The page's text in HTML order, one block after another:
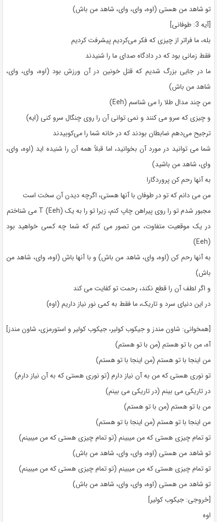
تو شاهد من هستی (اوه، وای، وای، شاهد من باش)
[آیه 3: طوفانی]
بله، ما فراتر از چیزی که فکر می‌کردیم پیشرفت کردیم
فقط زمانی بود که در دادگاه صدای ما را شنیدند
ما در جایی بزرگ شدیم که قتل خونین در آن ورزش بود (اوه، وای، وای،
شاهد من باش)
من چند مدال طلا را می شناسم (Eeh)
و چیزی که سرو می کنند و نمی توانی آن را روی چنگال سرو کنی (ایه)
ترجیح می‌دهم ضابطان بودند که در خانه شما را می‌کوبیدند
شما می توانید در مورد آن بخوانید، اما قبلاً همه آن را شنیده اید (اوه، وای،
وای، شاهد من باشید)
به آنها رحم کن پروردگارا
من می دانم که تو در طوفان با آنها هستی، اگرچه دیدن آن سخت است
مجبور شدم تو را روی پیراهن چاپ کنم، زیرا تو را به یک T (Eeh) می شناختم
در یک موقعیت متفاوت، من تصور می کنم که شما چه کسی خواهید بود
(Eeh)
به آنها رحم کن (اوه، وای، شاهد من باش) و با آنها باش (اوه، وای، شاهد من
باش)
و اگر لطف آن را قطع نکند، رحمت تو کفایت می کند
در این دنیای سرد و تاریک، ما فقط به کمی نور نیاز داریم (اوه)
[همخوانی: شاون مندز و جیکوب کولیر، جیکوب کولیر و استورمزی، شاون مندز]
آه، من با تو هستم (من با تو هستم)
من اینجا با تو هستم (من اینجا با تو هستم)
تو نوری هستی که من به آن نیاز دارم (تو نوری هستی که به آن نیاز دارم)
در تاریکی می بینم (در تاریکی می بینم)
من با تو هستم (من با تو هستم)
من اینجا با تو هستم (من اینجا با تو هستم)
تو تمام چیزی هستی که من میبینم (تو تمام چیزی هستی که من میبینم)
تو شاهد من هستی (اوه، وای، وای، شاهد من باش)
تو تمام چیزی هستی که من میبینم (تو تمام چیزی هستی که من میبینم)
تو شاهد من هستی (اوه، وای، وای، شاهد من باش)
[خروجی: جیکوب کولیر]
اوه